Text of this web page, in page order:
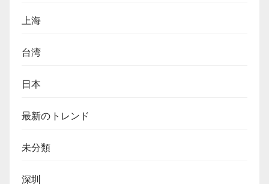
上海
台湾
日本
最新のトレンド
未分類
深圳